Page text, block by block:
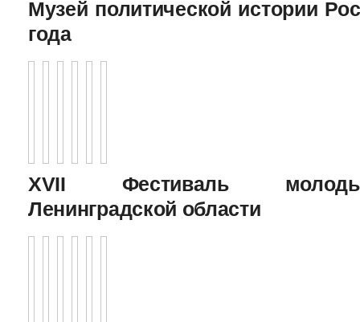
Музей политической истории
года
XVII Фестиваль
Ленинградской области